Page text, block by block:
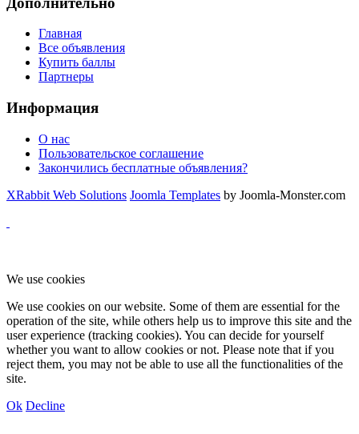
Главная
Все объявления
Купить баллы
Партнеры
Информация
О нас
Пользовательское соглашение
Закончились бесплатные объявления?
XRabbit Web Solutions Joomla Templates by Joomla-Monster.com
We use cookies
We use cookies on our website. Some of them are essential for the
operation of the site, while others help us to improve this site and the
user experience (tracking cookies). You can decide for yourself
whether you want to allow cookies or not. Please note that if you
reject them, you may not be able to use all the functionalities of the
site.
Ok Decline